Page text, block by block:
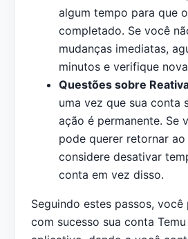
algum tempo para que
completado. Se você
mudanças imediatas,
minutos e verifique
Questões sobre
uma vez que sua conta
ação é permanente. Se
pode querer retornar
considere desativar
conta em vez disso.
Seguindo estes passos,
com sucesso sua conta